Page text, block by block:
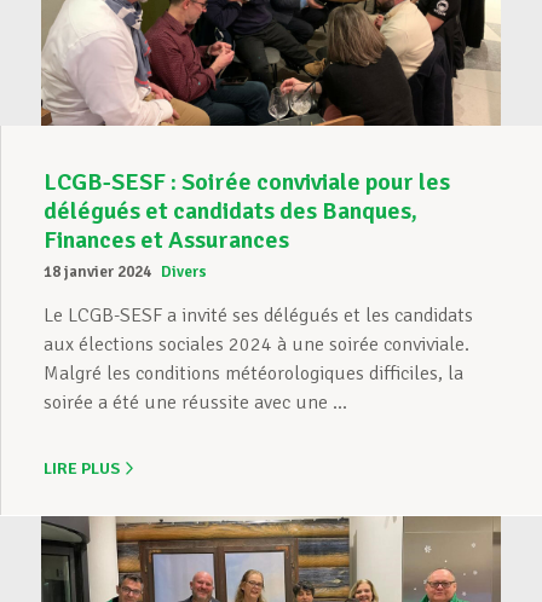
LCGB-SESF : Soirée conviviale pour les
délégués et candidats des Banques,
Finances et Assurances
18 janvier 2024 Divers
Le LCGB-SESF a invité ses délégués et les candidats
aux élections sociales 2024 à une soirée conviviale.
Malgré les conditions météorologiques difficiles, la
soirée a été une réussite avec une ...
LIRE PLUS